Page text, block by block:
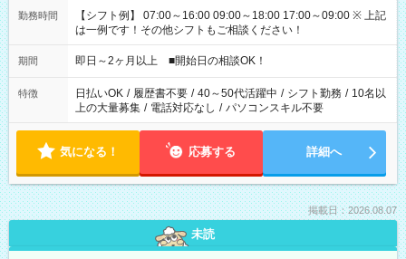
勤務時間
【シフト例】 07:00～16:00 09:00～18:00 17:00～09:00 ※ 上記
は一例です！その他シフトもご相談ください！
期間 即日～2ヶ月以上 ■開始日の相談OK！
特徴 日払いOK / 履歴書不要 / 40～50代活躍中 / シフト勤務 / 10名以
上の大量募集 / 電話対応なし / パソコンスキル不要
気になる！ 応募する 詳細へ
掲載日：2026.08.07
未読